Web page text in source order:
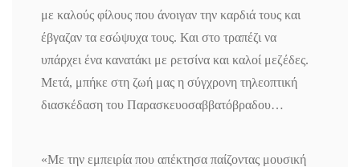
με καλούς φίλους που άνοιγαν την καρδιά τους και
έβγαζαν τα εσώψυχα τους. Και στο τραπέζι να
υπάρχει ένα κανατάκι με ρετσίνα και καλοί μεζέδες.
Μετά, μπήκε στη ζωή μας η σύγχρονη τηλεοπτική
διασκέδαση του Παρασκευοσαββατόβραδου…
«Με την εμπειρία που απέκτησα παίζοντας μουσική